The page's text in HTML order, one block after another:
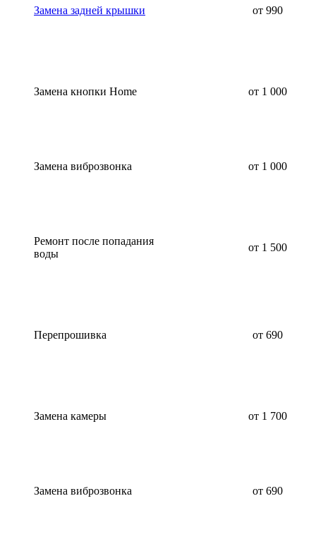
Замена задней крышки от 990
Замена кнопки Home от 1 000
Замена виброзвонка от 1 000
Ремонт после попадания
воды
от 1 500
Перепрошивка от 690
Замена камеры от 1 700
Замена виброзвонка от 690